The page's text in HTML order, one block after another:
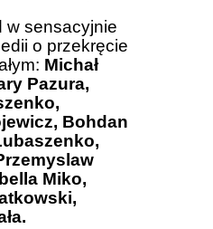
w sensacyjnie
o przekręcie
Michał
Pazura,
Bohdan
Miko,